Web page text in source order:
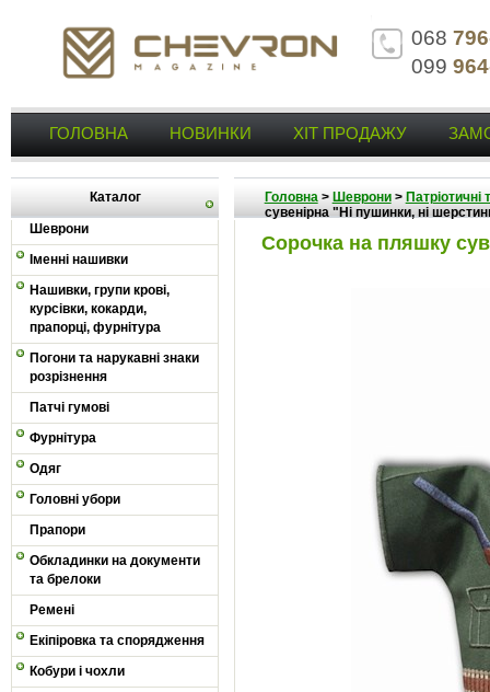
068
099
ГОЛОВНА НОВИНКИ ХІТ ПРОДАЖУ
Каталог
Шеврони
Іменні нашивки
Нашивки, групи крові,
курсівки, кокарди,
прапорці, фурнітура
Погони та нарукавні знаки
розрізнення
Патчі гумові
Фурнітура
Одяг
Головні убори
Прапори
Обкладинки на документи
та брелоки
Ремені
Екіпіровка та спорядження
Кобури і чохли
Головна> Шеврони> Патріотичні
сувенірна "Ні пушинки, ні
Сорочка на пляшку